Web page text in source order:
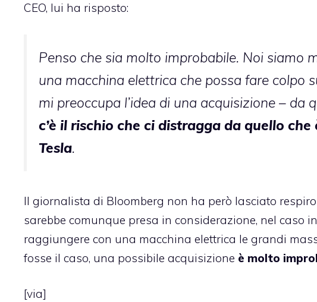
CEO, lui ha risposto:
Penso che sia molto improbabile. Noi siamo
una macchina elettrica che possa fare colpo
mi preoccupa l’idea di una acquisizione – da
c’è il rischio che ci distragga da quello
Tesla.
Il giornalista di Bloomberg non ha però lasciato
sarebbe comunque presa in considerazione, nel caso
raggiungere con una macchina elettrica le grandi
fosse il caso, una possibile acquisizione è molto
[via]